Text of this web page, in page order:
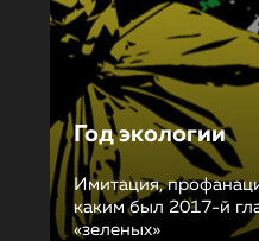
Год экологии
Имитация,
каким был 2017-й
«зеленых»